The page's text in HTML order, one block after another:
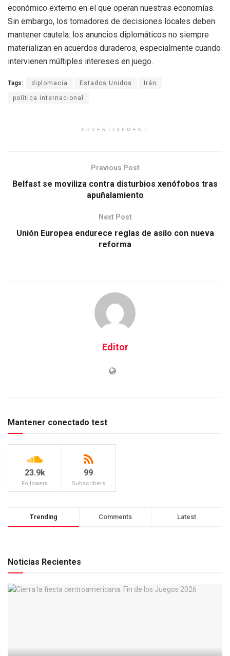
económico externo en el que operan nuestras economías.
Sin embargo, los tomadores de decisiones locales deben
mantener cautela: los anuncios diplomáticos no siempre
materializan en acuerdos duraderos, especialmente cuando
intervienen múltiples intereses en juego.
Tags: diplomacia Estados Unidos Irán
política internacional
ADVERTISEMENT
Previous Post
Belfast se moviliza contra disturbios xenófobos tras
apuñalamiento
Next Post
Unión Europea endurece reglas de asilo con nueva
reforma
Editor
Mantener conectado test
23.9k
Followers
99
Subscribers
Trending Comments Latest
Noticias Recientes